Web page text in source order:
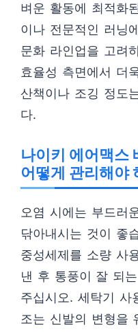
벼운 활동에 최적화
이나 전문적인 러닝
문화 라인업을 고려
효율성 측면에서 더
산책이나 조깅 정도
다.
나이키 에어맥스
어떻게 관리해야
오염 시에는 부드러
닦아내시는 것이 좋
중성세제를 소량 사
낸 후 통풍이 잘 되
주십시오. 세탁기 사
조는 신발의 변형을